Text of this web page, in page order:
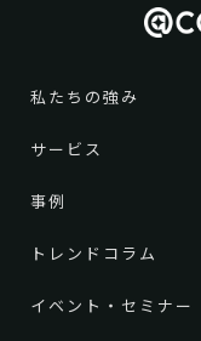
私たちの強み
サービス
事例
トレンドコラム
イベント・セミナー